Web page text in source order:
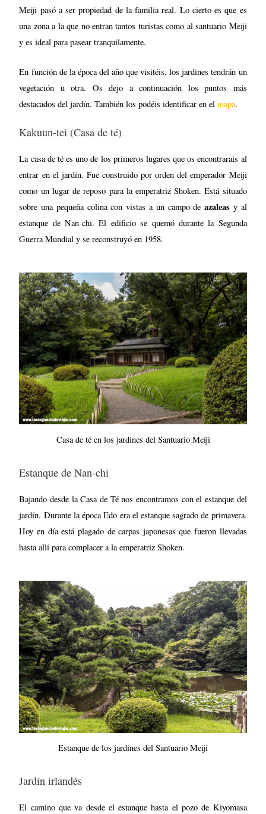
Meiji pasó a ser propiedad de la familia real. Lo cierto es que es
una zona a la que no entran tantos turistas como al santuario Meiji
y es ideal para pasear tranquilamente.
En función de la época del año que visitéis, los jardines tendrán un
vegetación u otra. Os dejo a continuación los puntos más
destacados del jardín. También los podéis identificar en elmapa.
Kakuun-tei (Casa de té)
La casa de té es uno de los primeros lugares que os encontrarais al
entrar en el jardín. Fue construido por orden del emperador Meiji
como un lugar de reposo para la emperatriz Shoken. Está situado
sobre una pequeña colina con vistas a un campo deazaleas y al
estanque de Nan-chi. El edificio se quemó durante la Segunda
Guerra Mundial y se reconstruyó en 1958.
Casa de té en los jardines del Santuario Meiji
Estanque de Nan-chi
Bajando desde la Casa de Té nos encontramos con el estanque del
jardín. Durante la época Edo era el estanque sagrado de primavera.
Hoy en día está plagado de carpas japonesas que fueron llevadas
hasta allí para complacer a la emperatriz Shoken.
Estanque de los jardines del Santuario Meiji
Jardín irlandés
El camino que va desde el estanque hasta el pozo de Kiyomasa